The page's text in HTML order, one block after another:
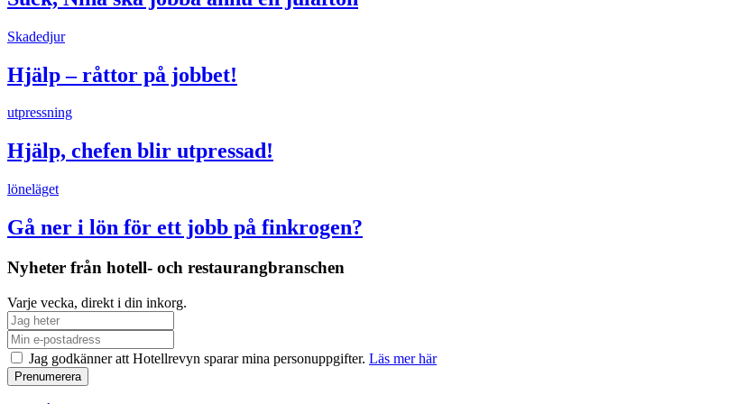
Skadedjur
Hjälp – råttor på jobbet!
utpressning
Hjälp, chefen blir utpressad!
löneläget
Gå ner i lön för ett jobb på finkrogen?
Nyheter från hotell- och restaurangbranschen
Varje vecka, direkt i din inkorg.
Jag godkänner att Hotellrevyn sparar mina personuppgifter. Läs mer här